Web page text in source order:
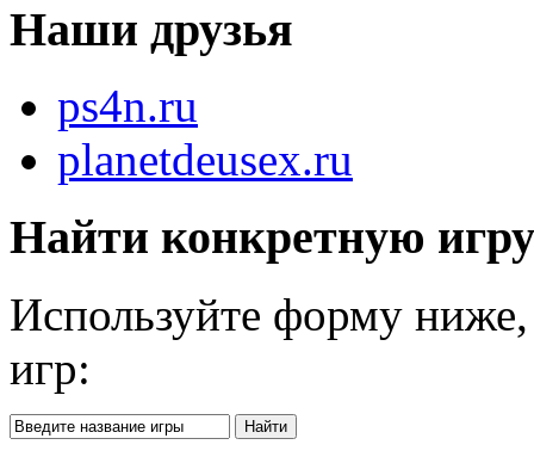
Наши друзья
ps4n.ru
planetdeusex.ru
Найти конкретную
Используйте форму
игр: